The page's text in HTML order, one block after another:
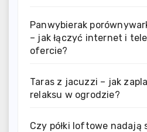
Panwybierak
– jak łączyć internet i
ofercie?
Taras z jacuzzi – jak
relaksu w ogrodzie?
Czy półki loftowe nadają